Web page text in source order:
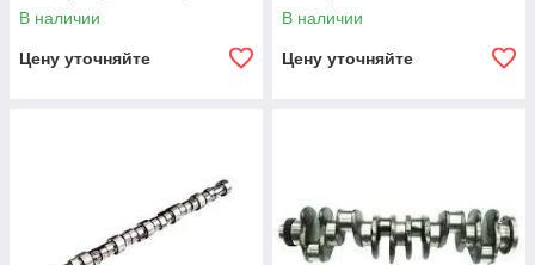
В наличии
Цену уточняйте
В наличии
Цену уточняйте